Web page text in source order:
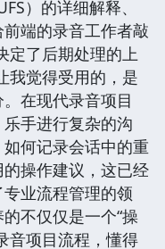
）的详细解释、
端的录音工作者敲
定了后期处理的上
我觉得受用的，是
在现代录音项目
手进行复杂的沟
何记录会话中的重
操作建议，这已经
业流程管理的领
不仅仅是一个“操
音项目流程，懂得